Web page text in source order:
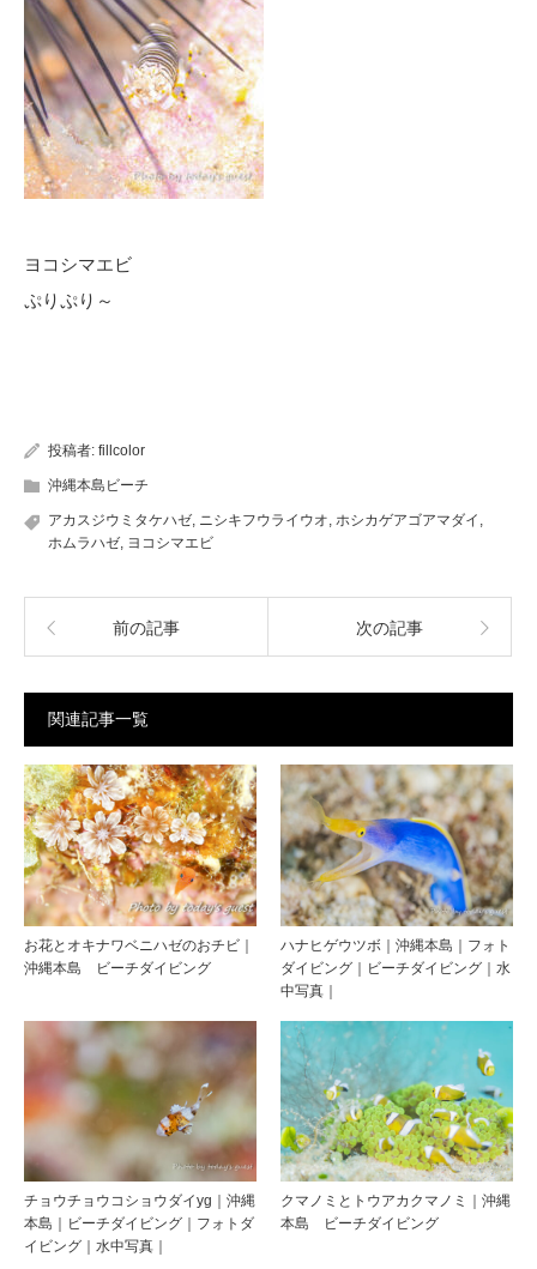
ヨコシマエビ
ぷりぷり～
投稿者: fillcolor
沖縄本島ビーチ
アカスジウミタケハゼ, ニシキフウライウオ, ホシカゲアゴアマダイ ,
ホムラハゼ, ヨコシマエビ
前の記事 次の記事
関連記事一覧
お花とオキナワベニハゼのおチビ｜
沖縄本島 ビーチダイビング
ハナヒゲウツボ｜沖縄本島｜フォト
ダイビング｜ビーチダイビング｜水
中写真｜
チョウチョウコショウダイyg｜沖縄
本島｜ビーチダイビング｜フォトダ
イビング｜水中写真｜
クマノミとトウアカクマノミ｜沖縄
本島 ビーチダイビング